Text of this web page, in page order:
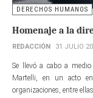
DERECHOS HUMANOS
Homenaje a la
REDACCIÓN 31 JULIO
Se llevó a cabo a
Martelli, en un acto
organizaciones, entre